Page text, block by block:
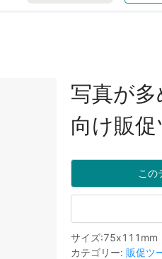
写真が
向け販
この
サイズ:75x111 mm
カテゴリー: 販促ツ